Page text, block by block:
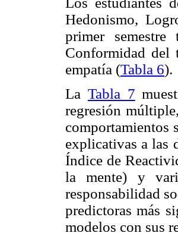
Hedonismo,
primer
Conformidad del
empatía (Tabla 6).
La Tabla 7
regresión
comportamientos
explicativas a las
Índice de
la mente) y
responsabilidad
predictoras más
modelos con sus